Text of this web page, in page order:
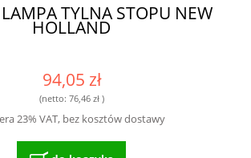
TYLNA STOPU NEW
HOLLAND
94,05 zł
(netto: 76,46 zł)
23% VAT, bez kosztów dostawy